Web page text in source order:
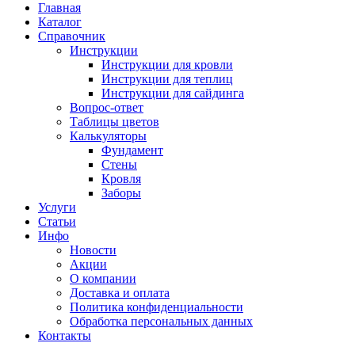
Главная
Каталог
Cправочник
Инструкции
Инструкции для кровли
Инструкции для теплиц
Инструкции для сайдинга
Вопрос-ответ
Таблицы цветов
Калькуляторы
Фундамент
Стены
Кровля
Заборы
Услуги
Статьи
Инфо
Новости
Акции
О компании
Доставка и оплата
Политика конфиденциальности
Обработка персональных данных
Контакты